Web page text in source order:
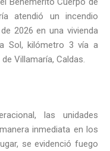
atendió un incendio
2026 en una vivienda
Sol, kilómetro 3 vía a
Villamaría, Caldas.
las unidades
inmediata en los
se evidenció fuego